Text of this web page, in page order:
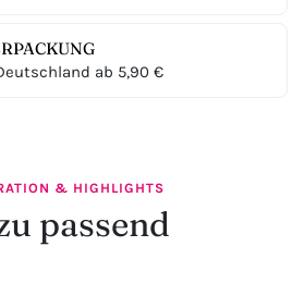
ab 5,90 €
& HIGHLIGHTS
passend